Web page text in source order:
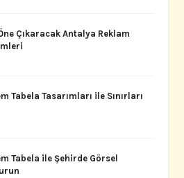
Çıkaracak Antalya Reklam
Tabela Tasarımları ile Sınırları
Tabela ile Şehirde Görsel